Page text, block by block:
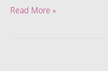
Read More »